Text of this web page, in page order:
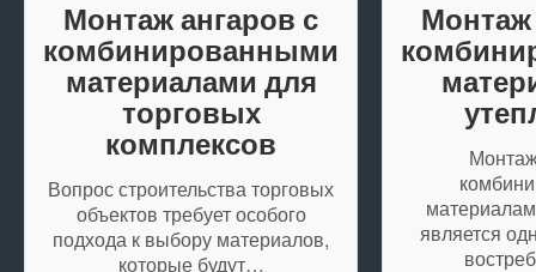
Монтаж ангаров с
комбинированными
материалами для
торговых
комплексов
Вопрос строительства торговых
объектов требует особого
подхода к выбору материалов,
которые будут…
Монтаж
является